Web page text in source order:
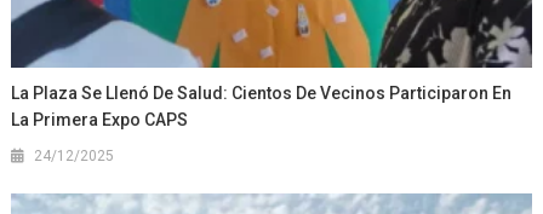
La Plaza Se Llenó De Salud: Cientos De Vecinos Participaron En
La Primera Expo CAPS
24/12/2025